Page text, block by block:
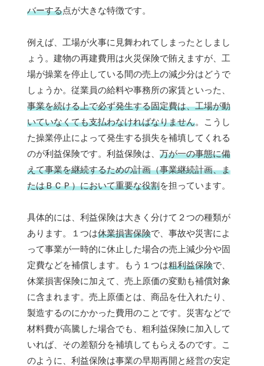
バーする点が大きな特徴です。
例えば、工場が火事に見舞われてしまったとしまし
ょう。建物の再建費用は火災保険で賄えますが、工
場が操業を停止している間の売上の減少分はどうで
しょうか。従業員の給料や事務所の家賃といった、
事業を続ける上で必ず発生する固定費は、工場が動
いていなくても支払わなければなりません。こうし
た操業停止によって発生する損失を補填してくれる
のが利益保険です。利益保険は、 万が一の事態に備
えて事業を継続するための計画（事業継続計画、ま
たはＢＣＰ）において重要な役割を担っています。
具体的には、利益保険は大きく分けて２つの種類が
あります。１つは休業損害保険で、事故や災害によ
って事業が一時的に休止した場合の売上減少分や固
定費などを補償します。もう１つは粗利益保険で、
休業損害保険に加えて、売上原価の変動も補償対象
に含まれます。売上原価とは、商品を仕入れたり、
製造するのにかかった費用のことです。災害などで
材料費が高騰した場合でも、粗利益保険に加入して
いれば、その差額分を補填してもらえるのです。こ
のように、利益保険は事業の早期再開と経営の安定